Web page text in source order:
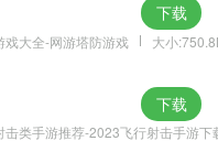
大全-网游塔防游戏 大小
下载
类手游推荐-2023飞行射击手游下
下载